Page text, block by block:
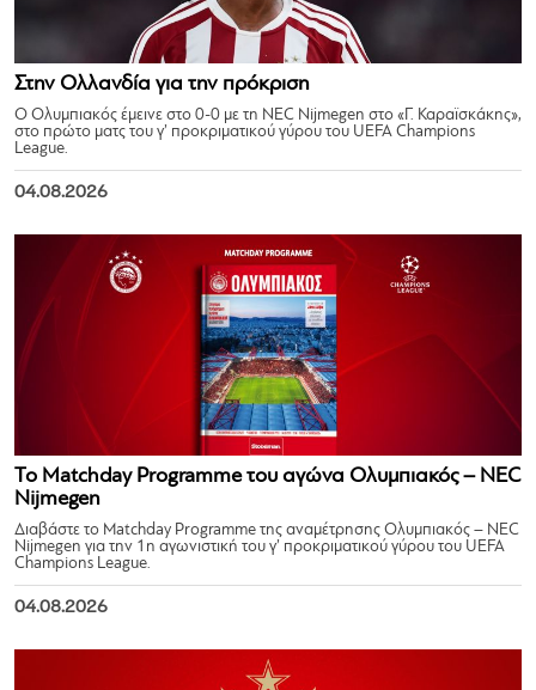
Στην Ολλανδία για την πρόκριση
Ο Ολυμπιακός έμεινε στο 0-0 με τη NEC Nijmegen στο «Γ. Καραϊσκάκης»,
στο πρώτο ματς του γ’ προκριματικού γύρου του UEFA Champions
League.
04.08.2026
Το Matchday Programme του αγώνα Ολυμπιακός – NEC
Nijmegen
Διαβάστε το Matchday Programme της αναμέτρησης Ολυμπιακός – NEC
Nijmegen για την 1η αγωνιστική του γ’ προκριματικού γύρου του UEFA
Champions League.
04.08.2026